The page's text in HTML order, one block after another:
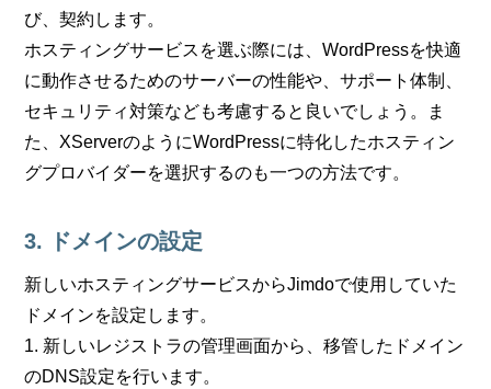
び、契約します。
ホスティングサービスを選ぶ際には、WordPressを快適
に動作させるためのサーバーの性能や、サポート体制、
セキュリティ対策なども考慮すると良いでしょう。ま
た、XServerのようにWordPressに特化したホスティン
グプロバイダーを選択するのも一つの方法です。
3. ドメインの設定
新しいホスティングサービスからJimdoで使用していた
ドメインを設定します。
1. 新しいレジストラの管理画面から、移管したドメイン
のDNS設定を行います。